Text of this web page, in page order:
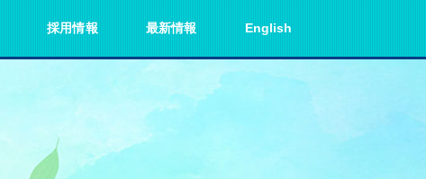
採用情報 最新情報 English